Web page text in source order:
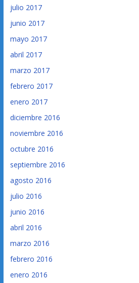
julio 2017
junio 2017
mayo 2017
abril 2017
marzo 2017
febrero 2017
enero 2017
diciembre 2016
noviembre 2016
octubre 2016
septiembre 2016
agosto 2016
julio 2016
junio 2016
abril 2016
marzo 2016
febrero 2016
enero 2016